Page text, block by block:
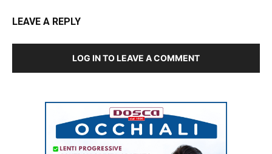
LEAVE A REPLY
LOG IN TO LEAVE A COMMENT